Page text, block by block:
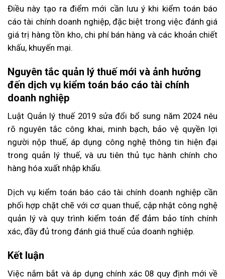
Điều này tạo ra điểm mới cần lưu ý khi kiểm toán báo
cáo tài chính doanh nghiệp, đặc biệt trong việc đánh giá
giá trị hàng tồn kho, chi phí bán hàng và các khoản chiết
khấu, khuyến mại.
Nguyên tắc quản lý thuế mới và ảnh hưởng
đến dịch vụ kiểm toán báo cáo tài chính
doanh nghiệp
Luật Quản lý thuế 2019 sửa đổi bổ sung năm 2024 nêu
rõ nguyên tắc công khai, minh bạch, bảo vệ quyền lợi
người nộp thuế, áp dụng công nghệ thông tin hiện đại
trong quản lý thuế, và ưu tiên thủ tục hành chính cho
hàng hóa xuất nhập khẩu.
Dịch vụ kiểm toán báo cáo tài chính doanh nghiệp cần
phối hợp chặt chẽ với cơ quan thuế, cập nhật công nghệ
quản lý và quy trình kiểm toán để đảm bảo tính chính
xác, đầy đủ trong đánh giá thuế của doanh nghiệp.
Kết luận
Việc nắm bắt và áp dụng chính xác 08 quy định mới về